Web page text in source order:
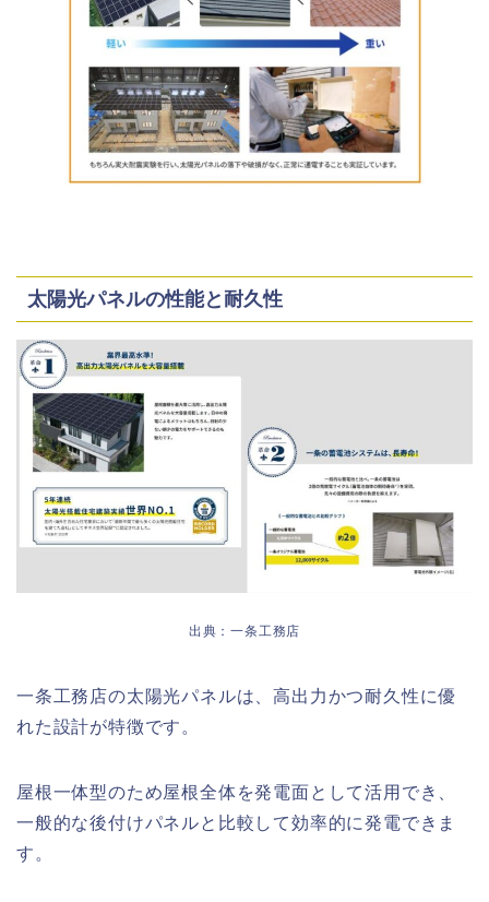
太陽光パネルの性能と耐久性
出典：一条工務店
一条工務店の太陽光パネルは、高出力かつ耐久性に優
れた設計が特徴です。
屋根一体型のため屋根全体を発電面として活用でき、
一般的な後付けパネルと比較して効率的に発電できま
す。